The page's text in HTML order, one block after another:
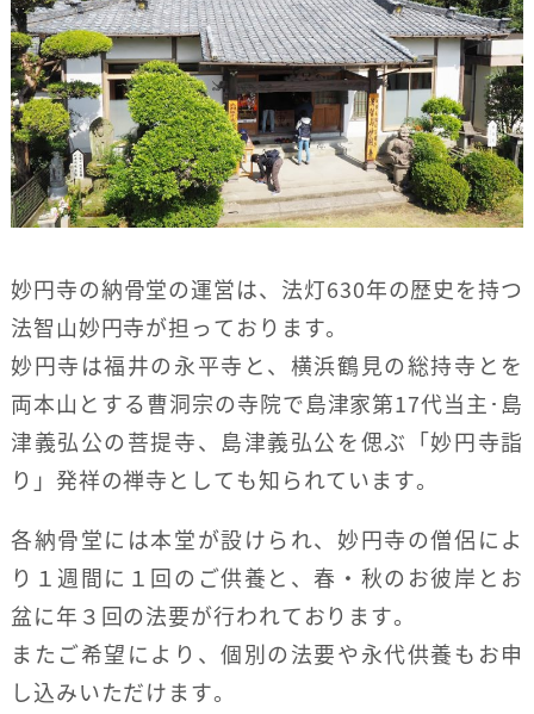
妙円寺の納骨堂の運営は、法灯630年の歴史を持つ
法智山妙円寺が担っております。
妙円寺は福井の永平寺と、横浜鶴見の総持寺とを
両本山とする曹洞宗の寺院で島津家第17代当主･島
津義弘公の菩提寺、島津義弘公を偲ぶ「妙円寺詣
り」発祥の禅寺としても知られています。
各納骨堂には本堂が設けられ、妙円寺の僧侶によ
り１週間に１回のご供養と、春・秋のお彼岸とお
盆に年３回の法要が行われております。
またご希望により、個別の法要や永代供養もお申
し込みいただけます。